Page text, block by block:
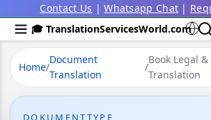
Contact Us |Whatsapp Chat |
🎓 TranslationServicesWorld.com
Home/
Document
Translation
/
Book Legal
Translation
DOKUMENTTYPE